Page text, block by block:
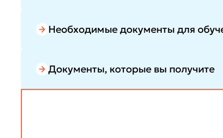
Необходимые документы для
Документы, которые вы получите